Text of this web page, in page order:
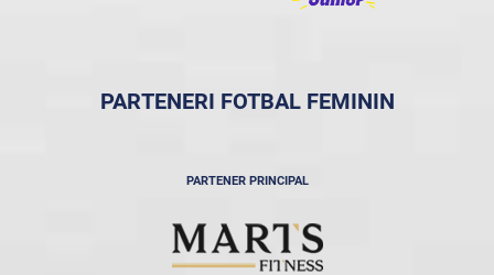
PARTENERI FOTBAL FEMININ
PARTENER PRINCIPAL